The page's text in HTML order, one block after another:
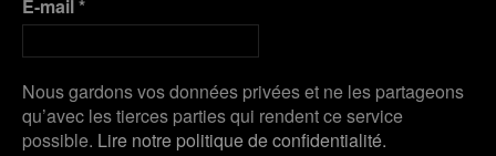
E-mail*
Nous gardons vos données privées et ne les partageons
qu’avec les tierces parties qui rendent ce service
possible. Lire notre politique de confidentialité.